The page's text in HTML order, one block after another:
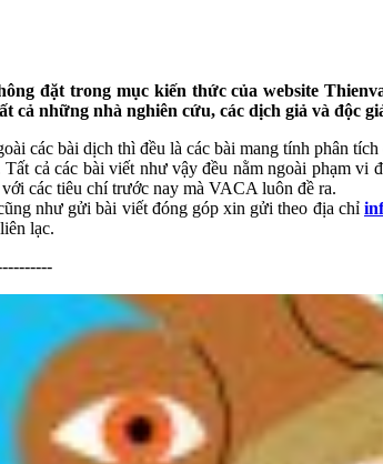
đặt trong mục kiến thức của website
cả những nhà nghiên cứu, các dịch giả và độc
các bài dịch thì đều là các bài mang tính phân
cả các bài viết như vậy đều nằm ngoài phạm
các tiêu chí trước nay mà VACA luôn đề ra.
như gửi bài viết đóng góp xin gửi theo địa chỉ
lạc.